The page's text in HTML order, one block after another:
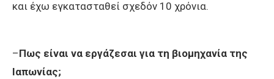
και έχω εγκατασταθεί σχεδόν 10 χρόνια.
–Πως είναι να εργάζεσαι για τη βιομηχανία της
Ιαπωνίας;